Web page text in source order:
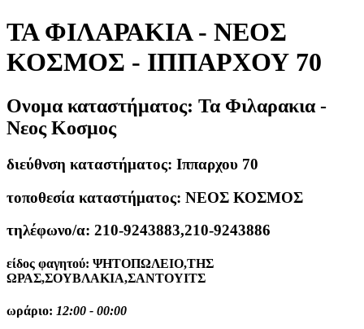
ΤΑ ΦΙΛΑΡΑΚΙΑ - ΝΕΟΣ
ΚΟΣΜΟΣ - ΙΠΠΑΡΧΟΥ 70
Ονομα καταστήματος: Τα Φιλαρακια -
Νεος Κοσμος
διεύθνση καταστήματος: Ιππαρχου 70
τοποθεσία καταστήματος: ΝΕΟΣ ΚΟΣΜΟΣ
τηλέφωνο/α: 210-9243883,210-9243886
είδος φαγητού: ΨΗΤΟΠΩΛΕΙΟ,ΤΗΣ
ΩΡΑΣ,ΣΟΥΒΛΑΚΙΑ,ΣΑΝΤΟΥΙΤΣ
ωράριο: 12:00 - 00:00